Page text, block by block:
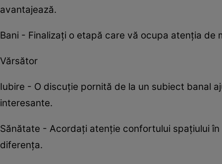
avantajează.
Bani - Finalizați o etapă care vă ocupa atenția
Vărsător
Iubire - O discuție pornită de la un subiect banal
interesante.
Sănătate - Acordați atenție confortului spațiului
diferența.